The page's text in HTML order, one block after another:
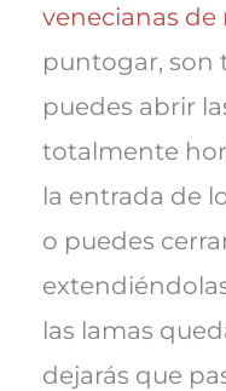
venecianas
puntogar, son
puedes abrir
totalmente
la entrada de
o puedes
las lamas
dejarás que